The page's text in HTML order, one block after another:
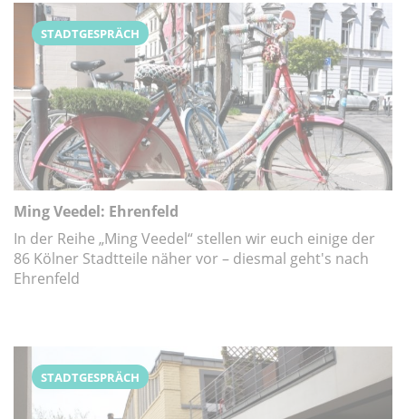
STADTGESPRÄCH
Ming Veedel: Ehrenfeld
In der Reihe „Ming Veedel“ stellen wir euch einige der
86 Kölner Stadtteile näher vor – diesmal geht's nach
Ehrenfeld
STADTGESPRÄCH